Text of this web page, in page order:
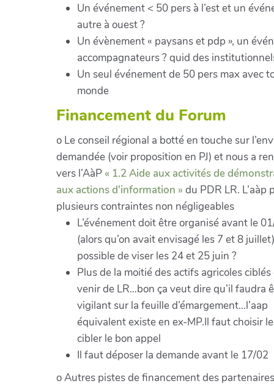
Un événement < 50 pers à l’est et un
autre à ouest ?
Un évènement « paysans et pdp », un
accompagnateurs ? quid des
Un seul événement de 50 pers max avec
monde
Financement du Forum
o Le conseil régional a botté en touche sur
demandée (voir proposition en PJ) et nous a
vers l’AàP « 1.2 Aide aux activités de
aux actions d'information » du PDR LR. L’aàp
plusieurs contraintes non négligeables
L’événement doit être organisé avant le
(alors qu’on avait envisagé les 7 et 8
possible de viser les 24 et 25 juin ?
Plus de la moitié des actifs agricoles
venir de LR…bon ça veut dire qu’il faudra
vigilant sur la feuille d’émargement…l’aap
équivalent existe en ex-MP.Il faut choisir
cibler le bon appel
Il faut déposer la demande avant le 17/02
o Autres pistes de financement des